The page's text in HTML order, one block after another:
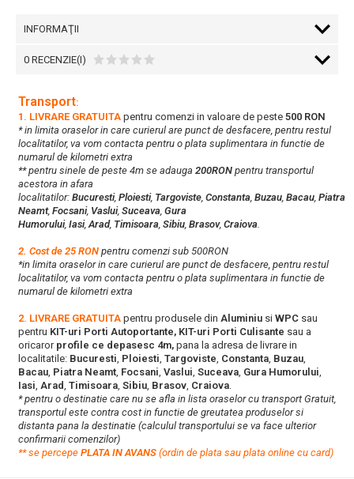
INFORMAŢII
0 RECENZIE(I)
Transport:
1. LIVRARE GRATUITA pentru comenzi in valoare de peste 500 RON
* in limita oraselor in care curierul are punct de desfacere, pentru restul
localitatilor, va vom contacta pentru o plata suplimentara in functie de
numarul de kilometri extra
** pentru sinele de peste 4m se adauga 200RON pentru transportul
acestora in afara
localitatilor: Bucuresti, Ploiesti, Targoviste, Constanta, Buzau, Bacau, Piatra
Neamt, Focsani, Vaslui, Suceava, Gura
Humorului, Iasi,Arad, Timisoara, Sibiu, Brasov, Craiova.
2. Cost de 25 RON pentru comenzi sub 500RON
*in limita oraselor in care curierul are punct de desfacere, pentru restul
localitatilor, va vom contacta pentru o plata suplimentara in functie de
numarul de kilometri extra
2. LIVRARE GRATUITA pentru produsele din Aluminiu si WPC sau
pentru KIT-uri Porti Autoportante, KIT-uri Porti Culisante sau a
oricarorprofile ce depasesc 4m, pana la adresa de livrare in
localitatile: Bucuresti, Ploiesti, Targoviste, Constanta, Buzau,
Bacau, Piatra Neamt, Focsani, Vaslui, Suceava, Gura Humorului,
Iasi, Arad, Timisoara, Sibiu, Brasov, Craiova.
* pentru o destinatie care nu se afla in lista oraselor cu transport Gratuit,
transportul este contra cost in functie de greutatea produselor si
distanta pana la destinatie (calculul transportului se va face ulterior
confirmarii comenzilor)
**se percepe PLATA IN AVANS (ordin de plata sau plata online cu card)